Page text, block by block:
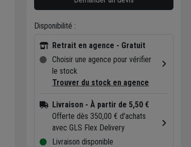
Disponibilité :
Retrait en agence - Gratuit
Choisir une agence pour vérifier
le stock
Trouver du stock en agence
Livraison - À partir de 5,50 €
Offerte dès 350,00 € d'achats
avec GLS Flex Delivery
Livraison disponible